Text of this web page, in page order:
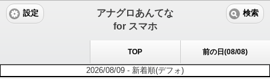
アナグロあんてな
for スマホ
設定 検索
TOP 前の日(08/08)
2026/08/09 - 新着順(デフォ)